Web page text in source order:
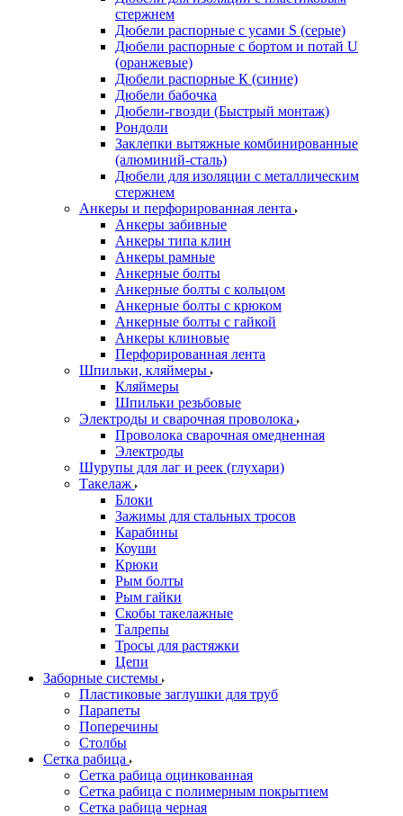
стержнем
Дюбели распорные с усами S (серые)
Дюбели распорные c бортом и потай U
(оранжевые)
Дюбели распорные К (синие)
Дюбели бабочка
Дюбели-гвозди (Быстрый монтаж)
Рондоли
Заклепки вытяжные комбинированные
(алюминий-сталь)
Дюбели для изоляции с металлическим
стержнем
Анкеры и перфорированная лента
Анкеры забивные
Анкеры типа клин
Анкеры рамные
Анкерные болты
Анкерные болты с кольцом
Анкерные болты с крюком
Анкерные болты с гайкой
Анкеры клиновые
Перфорированная лента
Шпильки, кляймеры
Кляймеры
Шпильки резьбовые
Электроды и сварочная проволока
Проволока сварочная омедненная
Электроды
Шурупы для лаг и реек (глухари)
Такелаж
Блоки
Зажимы для стальных тросов
Карабины
Коуши
Крюки
Рым болты
Рым гайки
Скобы такелажные
Талрепы
Тросы для растяжки
Цепи
Заборные системы
Пластиковые заглушки для труб
Парапеты
Поперечины
Столбы
Сетка рабица
Сетка рабица оцинкованная
Сетка рабица с полимерным покрытием
Сетка рабица черная